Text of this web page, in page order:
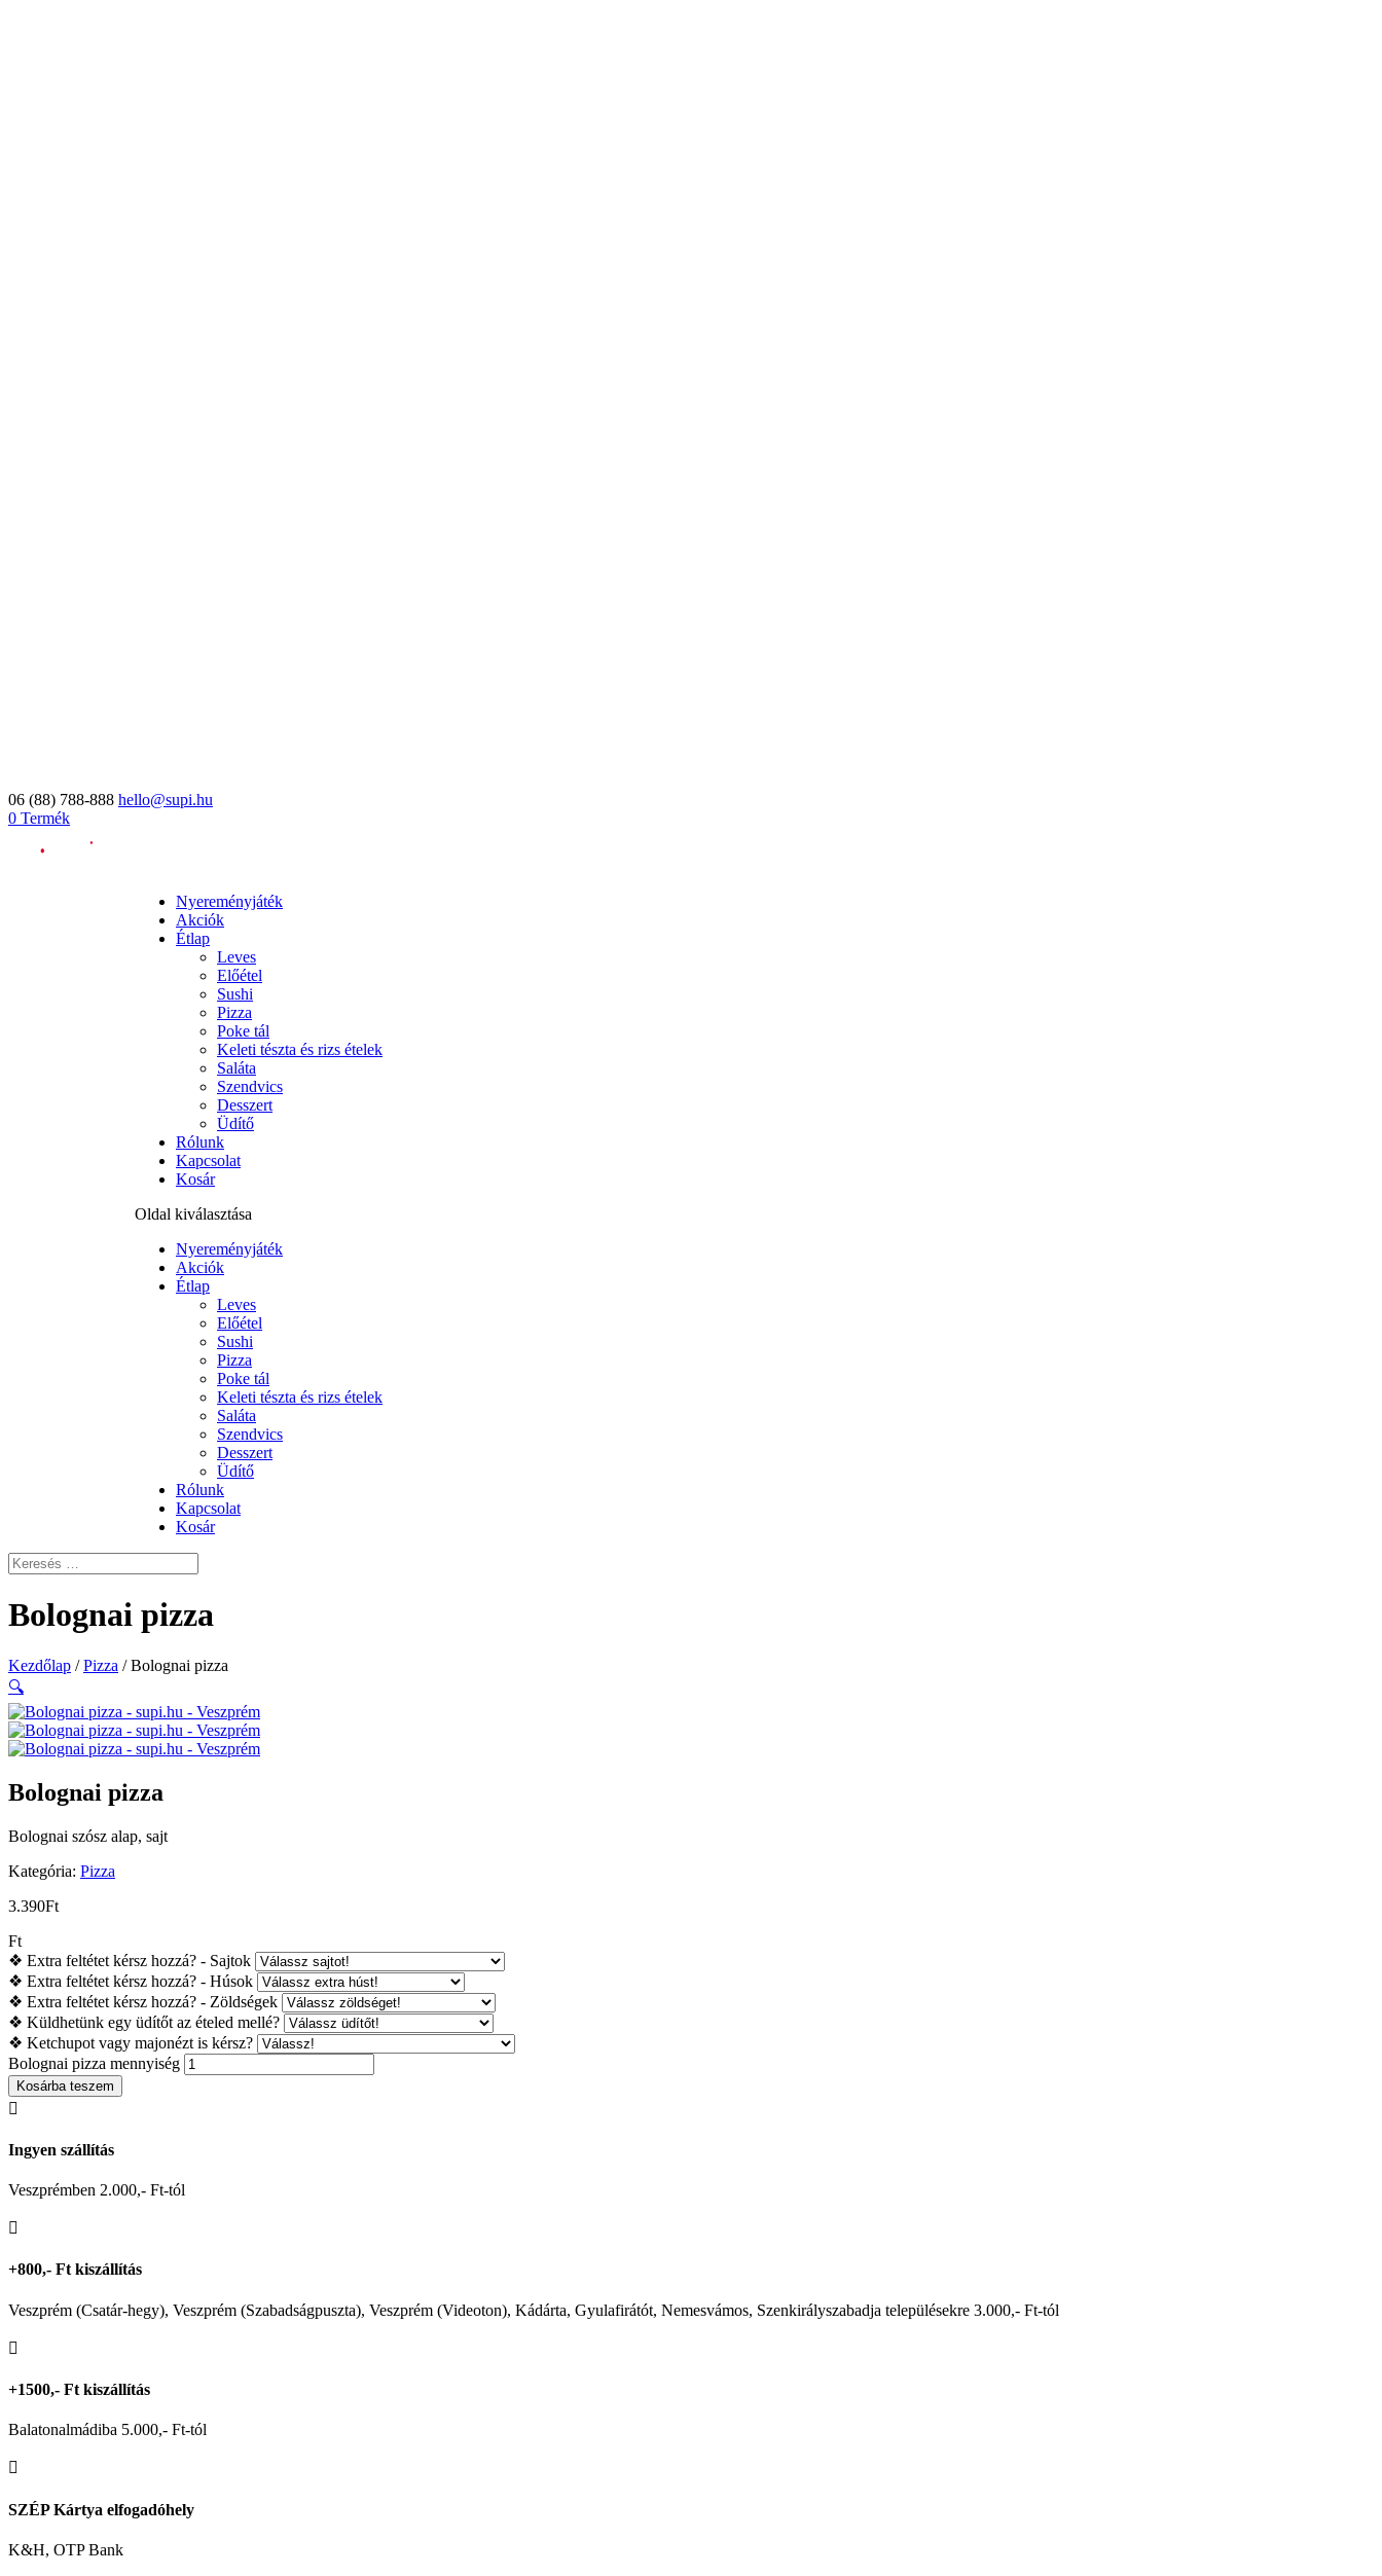
06 (88) 788-888 hello@supi.hu
0 Termék
Nyereményjáték
Akciók
Étlap
Leves
Előétel
Sushi
Pizza
Poke tál
Keleti tészta és rizs ételek
Saláta
Szendvics
Desszert
Üdítő
Rólunk
Kapcsolat
Kosár
Oldal kiválasztása
Nyereményjáték
Akciók
Étlap
Leves
Előétel
Sushi
Pizza
Poke tál
Keleti tészta és rizs ételek
Saláta
Szendvics
Desszert
Üdítő
Rólunk
Kapcsolat
Kosár
Bolognai pizza
Kezdőlap /Pizza / Bolognai pizza
🔍
Bolognai pizza
Bolognai szósz alap, sajt
Kategória: Pizza
3.390Ft
Ft
❖ Extra feltétet kérsz hozzá? - Sajtok
❖ Extra feltétet kérsz hozzá? - Húsok
❖ Extra feltétet kérsz hozzá? - Zöldségek
❖ Küldhetünk egy üdítőt az ételed mellé?
❖ Ketchupot vagy majonézt is kérsz?
Bolognai pizza mennyiség
Kosárba teszem

Ingyen szállítás
Veszprémben 2.000,- Ft-tól

+800,- Ft kiszállítás
Veszprém (Csatár-hegy), Veszprém (Szabadságpuszta), Veszprém (Videoton), Kádárta, Gyulafirátót, Nemesvámos, Szenkirályszabadja településekre 3.000,- Ft-tól

+1500,- Ft kiszállítás
Balatonalmádiba 5.000,- Ft-tól

SZÉP Kártya elfogadóhely
K&H, OTP Bank